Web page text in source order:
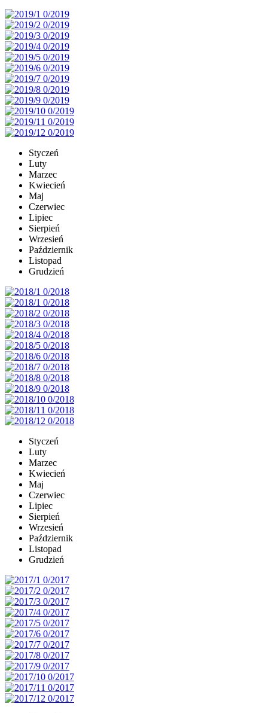
Styczeń
Luty
Marzec
Kwiecień
Maj
Czerwiec
Lipiec
Sierpień
Wrzesień
Październik
Listopad
Grudzień
Styczeń
Luty
Marzec
Kwiecień
Maj
Czerwiec
Lipiec
Sierpień
Wrzesień
Październik
Listopad
Grudzień